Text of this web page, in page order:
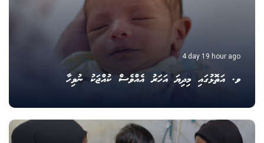
4 day 19 hour ago
ވ. އަތޮޅުގައި މިދިޔަ އަހަރު އެއްވެސް ކުއްޖަކު ނުވިހާ